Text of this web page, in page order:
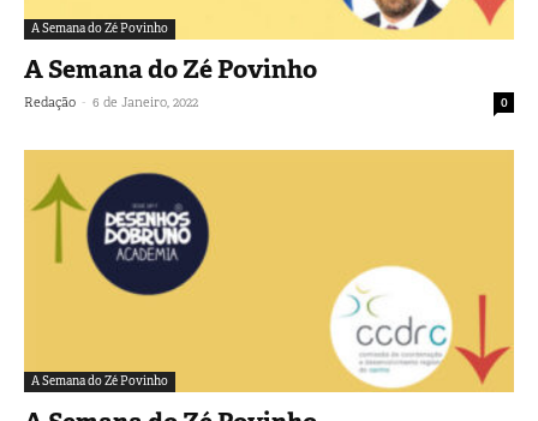
A Semana do Zé Povinho
A Semana do Zé Povinho
Redação - 6 de Janeiro, 2022 0
A Semana do Zé Povinho